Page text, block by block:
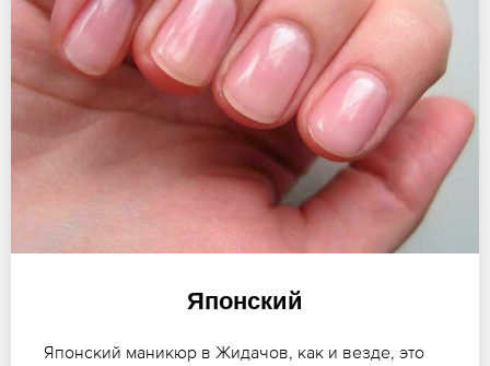
Японский
Японский маникюр в Жидачов, как и везде, это